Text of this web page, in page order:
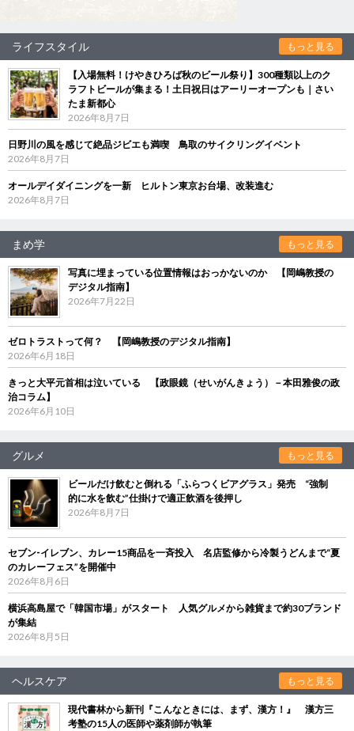
ライフスタイル もっと見る
【入場無料！けやきひろば秋のビール祭り】300種類以上のク
ラフトビールが集まる！土日祝日はアーリーオープンも｜さい
たま新都心
2026年8月7日
日野川の風を感じて絶品ジビエも満喫 鳥取のサイクリングイベント
2026年8月7日
オールデイダイニングを一新 ヒルトン東京お台場、改装進む
2026年8月7日
まめ学 もっと見る
写真に埋まっている位置情報はおっかないのか 【岡嶋教授の
デジタル指南】
2026年7月22日
ゼロトラストって何？ 【岡嶋教授のデジタル指南】
2026年6月18日
きっと大平元首相は泣いている 【政眼鏡（せいがんきょう）－本田雅俊の政
治コラム】
2026年6月10日
グルメ もっと見る
ビールだけ飲むと倒れる「ふらつくビアグラス」発売 “強制
的に水を飲む”仕掛けで適正飲酒を後押し
2026年8月7日
セブン‐イレブン、カレー15商品を一斉投入 名店監修から冷製うどんまで“夏
のカレーフェス”を開催中
2026年8月6日
横浜高島屋で「韓国市場」がスタート 人気グルメから雑貨まで約30ブランド
が集結
2026年8月5日
ヘルスケア もっと見る
現代書林から新刊『こんなときには、まず、漢方！』 漢方三
考塾の15人の医師や薬剤師が執筆